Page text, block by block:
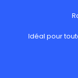
Idéal pour